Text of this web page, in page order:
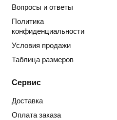
Вопросы и ответы
Политика
конфиденциальности
Условия продажи
Таблица размеров
Сервис
Доставка
Оплата заказа